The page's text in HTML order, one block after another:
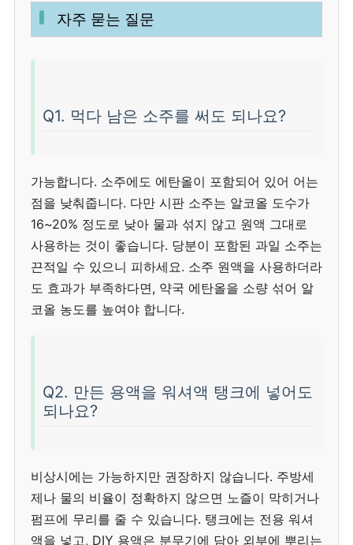
자주 묻는 질문
Q1. 먹다 남은 소주를 써도 되나요?
가능합니다. 소주에도 에탄올이 포함되어 있어 어는
점을 낮춰줍니다. 다만 시판 소주는 알코올 도수가
16~20% 정도로 낮아 물과 섞지 않고 원액 그대로
사용하는 것이 좋습니다. 당분이 포함된 과일 소주는
끈적일 수 있으니 피하세요. 소주 원액을 사용하더라
도 효과가 부족하다면, 약국 에탄올을 소량 섞어 알
코올 농도를 높여야 합니다.
Q2. 만든 용액을 워셔액 탱크에 넣어도
되나요?
비상시에는 가능하지만 권장하지 않습니다. 주방세
제나 물의 비율이 정확하지 않으면 노즐이 막히거나
펌프에 무리를 줄 수 있습니다. 탱크에는 전용 워셔
액을 넣고, DIY 용액은 분무기에 담아 외부에 뿌리는